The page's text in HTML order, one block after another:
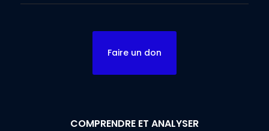
Faire un don
COMPRENDRE ET ANALYSER